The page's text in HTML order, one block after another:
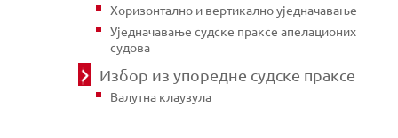
Хоризонтално и вертикално уједначавање
Уједначавање судске праксе апелационих
судова
Избор из упоредне судске праксе
Валутна клаузула